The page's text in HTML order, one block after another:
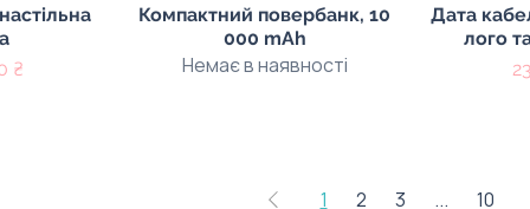
₴
Швидкий перегляд
Компактний повербанк, 10
000 mAh
Немає в наявності
Дата
лого
1 2 3 ... 10